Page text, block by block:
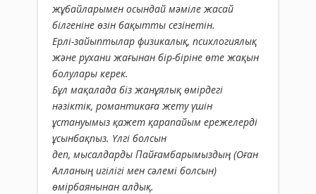
жұбайларымен осындай мәміле жасай
білгеніне өзін бақытты сезінетін.
Ерлі-зайыптылар физикалық, психлогиялық
және рухани жағынан бір-біріне өте жақын
болулары керек.
Бұл мақалада біз жанұялық өмірдегі
нәзіктік, романтикаға жету үшін
ұстануымыз қажет қарапайым ережелерді
ұсынбақпыз. Үлгі болсын
деп, мысалдарды Пайғамбарымыздың (Оған
Алланың игілігі мен сәлемі болсын)
өмірбаянынан алдық.